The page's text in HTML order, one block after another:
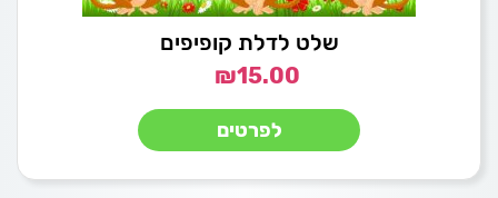
שלט לדלת קופיפים
₪15.00
לפרטים